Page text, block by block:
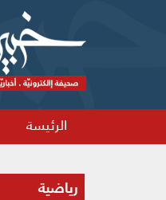
الرئيسة
رياضية